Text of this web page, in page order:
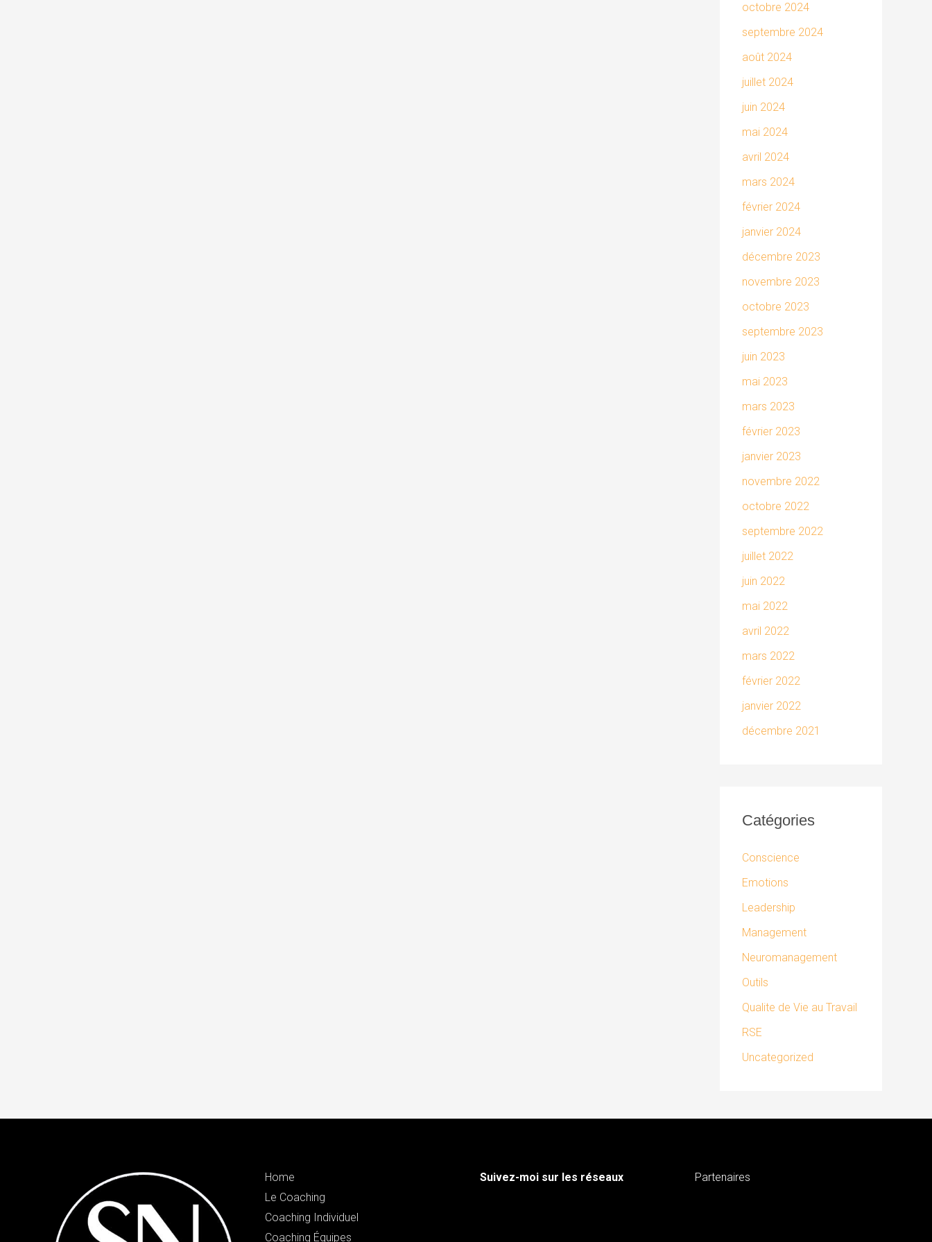
octobre 2024
septembre 2024
août 2024
juillet 2024
juin 2024
mai 2024
avril 2024
mars 2024
février 2024
janvier 2024
décembre 2023
novembre 2023
octobre 2023
septembre 2023
juin 2023
mai 2023
mars 2023
février 2023
janvier 2023
novembre 2022
octobre 2022
septembre 2022
juillet 2022
juin 2022
mai 2022
avril 2022
mars 2022
février 2022
janvier 2022
décembre 2021
Catégories
Conscience
Emotions
Leadership
Management
Neuromanagement
Outils
Qualite de Vie au Travail
RSE
Uncategorized
Home
Le Coaching
Coaching Individuel
Coaching Équipes
Suivez-moi sur les réseaux Partenaires